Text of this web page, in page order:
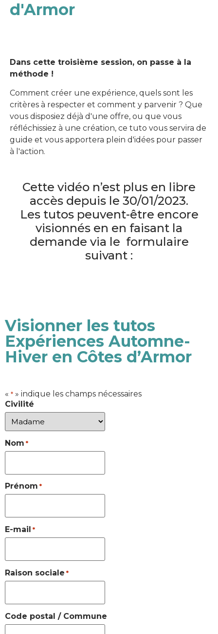
d'Armor
Dans cette troisième session, on passe à la
méthode !
Comment créer une expérience, quels sont les
critères à respecter et comment y parvenir ? Que
vous disposiez déjà d'une offre, ou que vous
réfléchissiez à une création, ce tuto vous servira de
guide et vous apportera plein d'idées pour passer
à l'action.
Cette vidéo n’est plus en libre
accès depuis le 30/01/2023.
Les tutos peuvent-être encore
visionnés en en faisant la
demande via le formulaire
suivant :
Visionner les tutos
Expériences Automne-
Hiver en Côtes d’Armor
« * » indique les champs nécessaires
Civilité
Nom *
Prénom *
E-mail *
Raison sociale *
Code postal / Commune